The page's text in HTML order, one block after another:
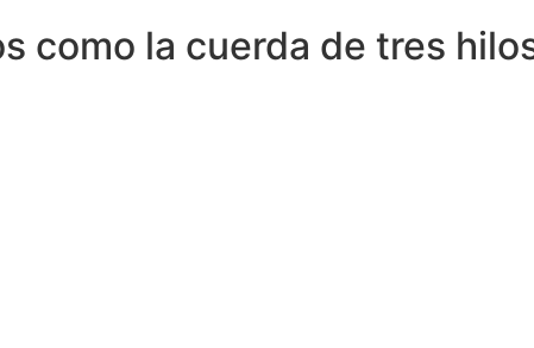
como la cuerda de tres